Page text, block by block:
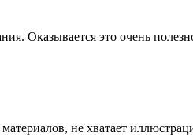
Оказывается это очень
не хватает